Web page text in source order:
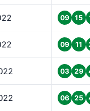
09 15
09 11
03 29
06 25